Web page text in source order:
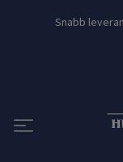
Snabb